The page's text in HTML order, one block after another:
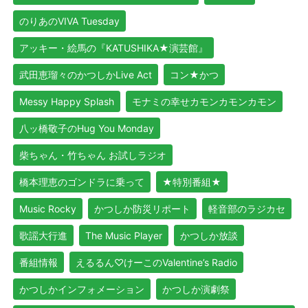
のりあのVIVA Tuesday
アッキー・絵馬の『KATUSHIKA★演芸館』
武田恵瑠々のかつしかLive Act コン★かつ
Messy Happy Splash モナミの幸せカモンカモンカモン
八ッ橋敬子のHug You Monday
柴ちゃん・竹ちゃん お試しラジオ
橋本理恵のゴンドラに乗って ★特別番組★
Music Rocky かつしか防災リポート 軽音部のラジカセ
歌謡大行進 The Music Player かつしか放談
番組情報 えるるん♡けーこのValentine’s Radio
かつしかインフォメーション かつしか演劇祭